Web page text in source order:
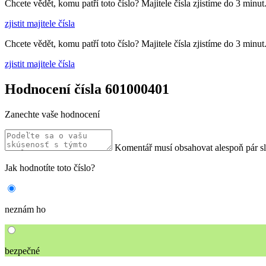
Chcete vědět, komu patří toto číslo? Majitele čísla zjistíme do 3 minut.
zjistit majitele čísla
Chcete vědět, komu patří toto číslo? Majitele čísla zjistíme do 3 minut.
zjistit majitele čísla
Hodnocení čísla 601000401
Zanechte vaše hodnocení
Komentář musí obsahovat alespoň pár
Jak hodnotíte toto číslo?
neznám ho
bezpečné